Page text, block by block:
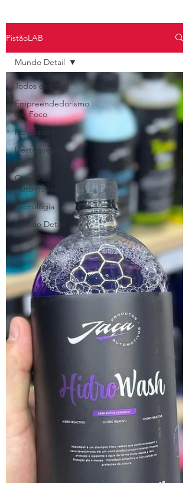
PistãoLAB
Todos os posts
Empreendedorismo
em Foco
Novidades
Destaques do
Mês
O mundo
Automotivo
Tecnologia
Mundo Detail
Mundo Detail